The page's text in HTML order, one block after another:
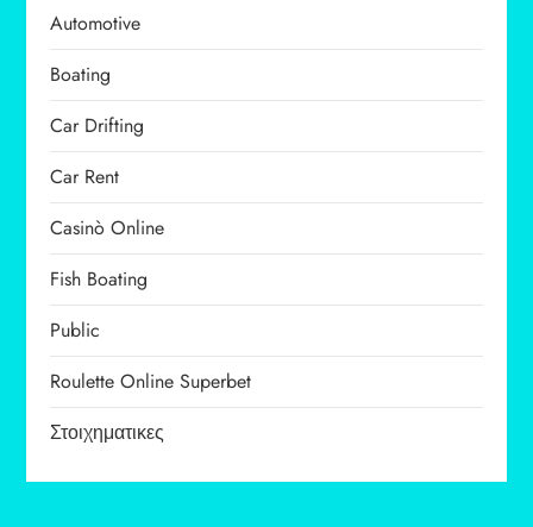
Automotive
Boating
Car Drifting
Car Rent
Casinò Online
Fish Boating
Public
Roulette Online Superbet
Στοιχηματικες